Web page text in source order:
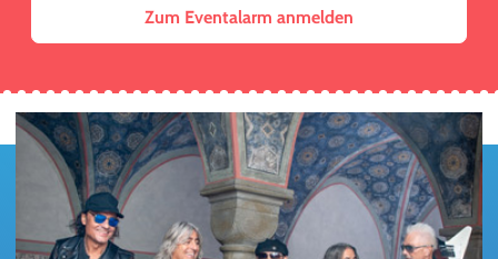
Zum Eventalarm anmelden